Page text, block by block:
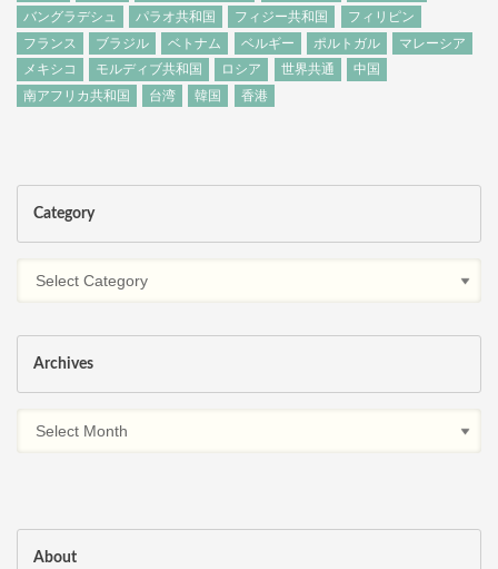
バングラデシュ
パラオ共和国 フィジー共和国
フィリピン
フランス
ブラジル ベトナム ベルギー ポルトガル
マレーシア
メキシコ
モルディブ共和国 ロシア 世界共通
中国
南アフリカ共和国
台湾 韓国 香港
Category
Archives
About